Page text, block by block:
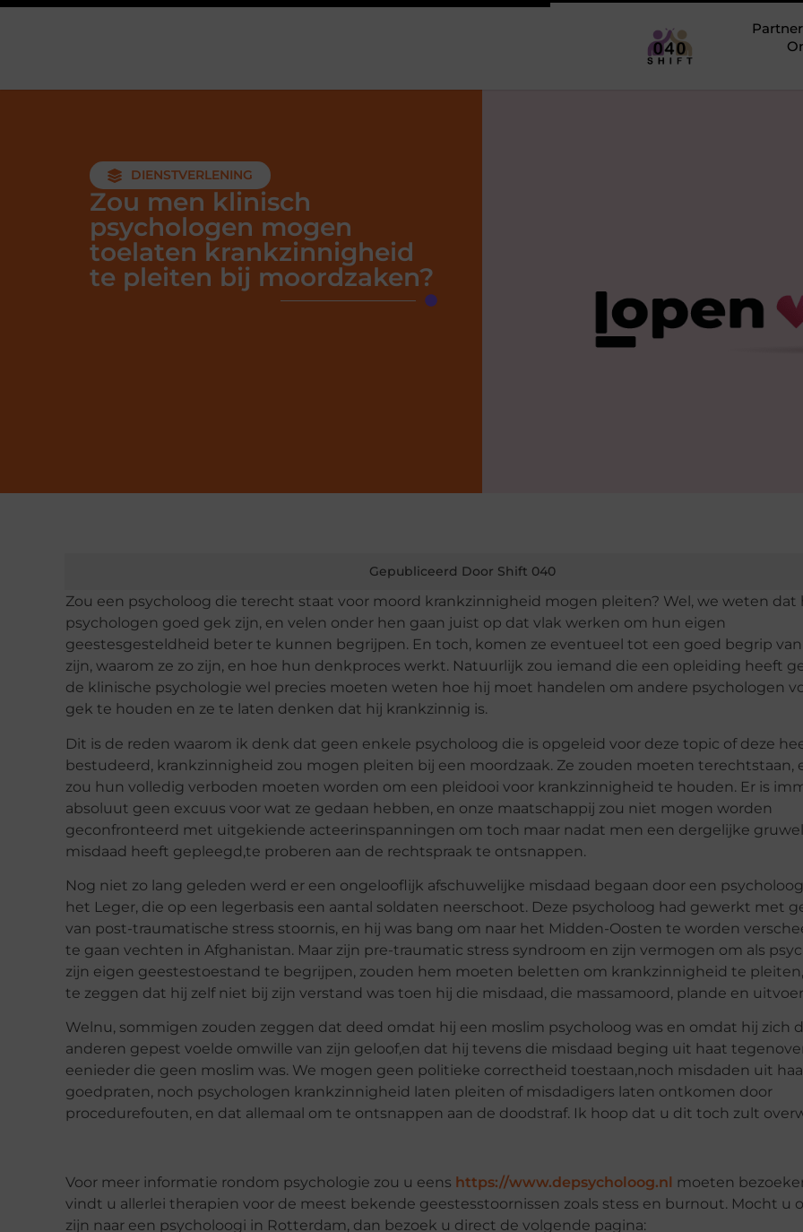
DIENSTVERLENING
Zou men klinisch
psychologen mogen
toelaten krankzinnigheid
te pleiten bij moordzaken?
Gepubliceerd Door Shift 040
Zou een psycholoog die terecht staat voor moord krankzinnigheid mogen pleiten? Wel, we weten dat
psychologen goed gek zijn, en velen onder hen gaan juist op dat vlak werken om hun eigen
geestesgesteldheid beter te kunnen begrijpen. En toch, komen ze eventueel tot een goed begrip
zijn, waarom ze zo zijn, en hoe hun denkproces werkt. Natuurlijk zou iemand die een opleiding heeft
de klinische psychologie wel precies moeten weten hoe hij moet handelen om andere psychologen
gek te houden en ze te laten denken dat hij krankzinnig is.
Dit is de reden waarom ik denk dat geen enkele psycholoog die is opgeleid voor deze topic of deze
bestudeerd, krankzinnigheid zou mogen pleiten bij een moordzaak. Ze zouden moeten terechtstaan,
zou hun volledig verboden moeten worden om een pleidooi voor krankzinnigheid te houden. Er is
absoluut geen excuus voor wat ze gedaan hebben, en onze maatschappij zou niet mogen worden
geconfronteerd met uitgekiende acteerinspanningen om toch maar nadat men een dergelijke
misdaad heeft gepleegd,te proberen aan de rechtspraak te ontsnappen.
Nog niet zo lang geleden werd er een ongelooflijk afschuwelijke misdaad begaan door een
het Leger, die op een legerbasis een aantal soldaten neerschoot. Deze psycholoog had gewerkt met
van post-traumatische stress stoornis, en hij was bang om naar het Midden-Oosten te worden
te gaan vechten in Afghanistan. Maar zijn pre-traumatic stress syndroom en zijn vermogen om als
zijn eigen geestestoestand te begrijpen, zouden hem moeten beletten om krankzinnigheid te
te zeggen dat hij zelf niet bij zijn verstand was toen hij die misdaad, die massamoord, plande en
Welnu, sommigen zouden zeggen dat deed omdat hij een moslim psycholoog was en omdat hij zich
anderen gepest voelde omwille van zijn geloof,en dat hij tevens die misdaad beging uit haat
eenieder die geen moslim was. We mogen geen politieke correctheid toestaan,noch misdaden uit
goedpraten, noch psychologen krankzinnigheid laten pleiten of misdadigers laten ontkomen door
procedurefouten, en dat allemaal om te ontsnappen aan de doodstraf. Ik hoop dat u dit toch zult
Voor meer informatie rondom psychologie zou u eens https://www.depsycholoog.nl moeten
vindt u allerlei therapien voor de meest bekende geestesstoornissen zoals stess en burnout. Mocht u
zijn naar een psycholoogi in Rotterdam, dan bezoek u direct de volgende pagina: